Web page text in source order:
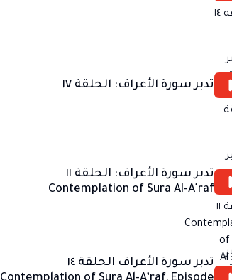
تدبر سورة الأعراف: الحلقة ١٧
تدبر سورة الأعراف: الحلقة ١١
Contemplation of Sura Al-A’raf
تدبر سورة الأعراف الحلقة ١٤